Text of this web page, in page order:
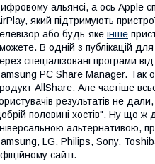
альянсі, а ось Apple
який підтримують
або будь-яке інше
В одній з публікацій
спеціалізовані програми
PC Share Manager. Так
AllShare. Але частіше
результатів не
половині хостів". Ну що ж
альтернативою,
LG, Philips, Sony,
сайті.